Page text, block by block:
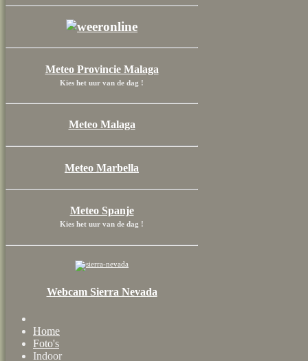
Meteo Provincie Malaga
Kies het uur van de dag !
Meteo Malaga
Meteo Marbella
Meteo Spanje
Kies het uur van de dag !
Webcam Sierra Nevada
Home
Foto's
Indoor